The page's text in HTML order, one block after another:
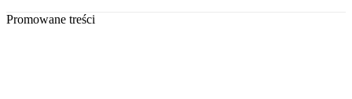
Promowane treści